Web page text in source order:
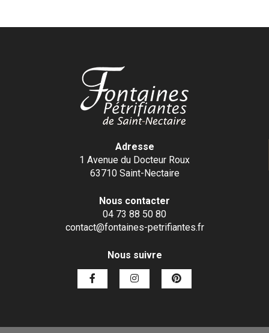
Adresse
1 Avenue du Docteur Roux
63710 Saint-Nectaire
Nous contacter
04 73 88 50 80
contact@fontaines-petrifiantes.fr
Nous suivre